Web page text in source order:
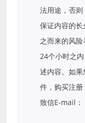
法用途，否
保证内容的
之而来的风
24个小时之
述内容。如
件，购买注
致信E-mail